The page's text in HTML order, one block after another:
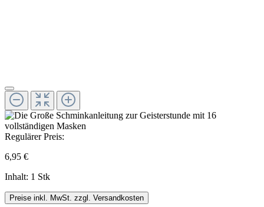
Regulärer Preis:
6,95 €
Inhalt: 1 Stk
Preise inkl. MwSt. zzgl. Versandkosten